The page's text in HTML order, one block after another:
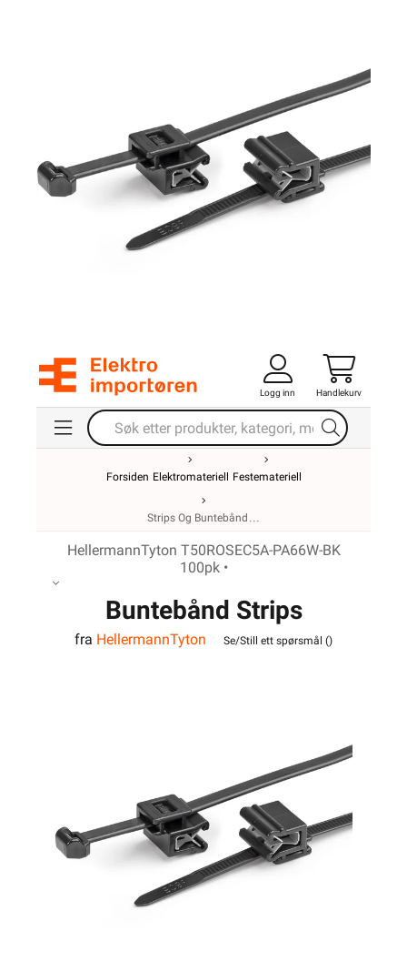
Logg inn Handlekurv
Forsiden Elektromateriell Festemateriell
Strips Og Buntebånd
HellermannTyton T50ROSEC5A-PA66W-BK
100pk •
Buntebånd Strips
T50ROSEC5A-PA66W-BK
fra HellermannTyton Se/Still ett spørsmål ()